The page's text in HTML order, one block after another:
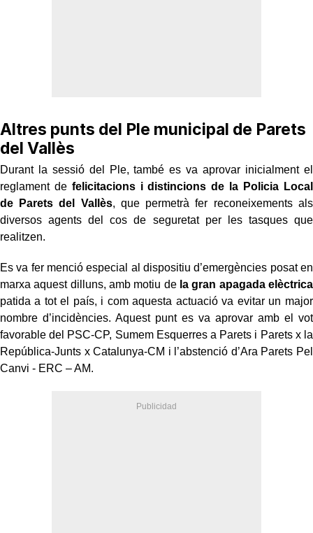
Altres punts del Ple municipal de Parets
del Vallès
Durant la sessió del Ple, també es va aprovar inicialment el
reglament de felicitacions i distincions de la Policia Local
de Parets del Vallès, que permetrà fer reconeixements als
diversos agents del cos de seguretat per les tasques que
realitzen.
Es va fer menció especial al dispositiu d’emergències posat en
marxa aquest dilluns, amb motiu de la gran apagada elèctrica
patida a tot el país, i com aquesta actuació va evitar un major
nombre d’incidències. Aquest punt es va aprovar amb el vot
favorable del PSC-CP, Sumem Esquerres a Parets i Parets x la
República-Junts x Catalunya-CM i l’abstenció d’Ara Parets Pel
Canvi - ERC – AM.